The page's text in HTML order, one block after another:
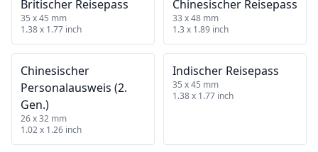
Britischer Reisepass
35 x 45 mm
1.38 x 1.77 inch
Chinesischer Reisepass
33 x 48 mm
1.3 x 1.89 inch
Chinesischer
Personalausweis (2.
Gen.)
26 x 32 mm
1.02 x 1.26 inch
Indischer Reisepass
35 x 45 mm
1.38 x 1.77 inch